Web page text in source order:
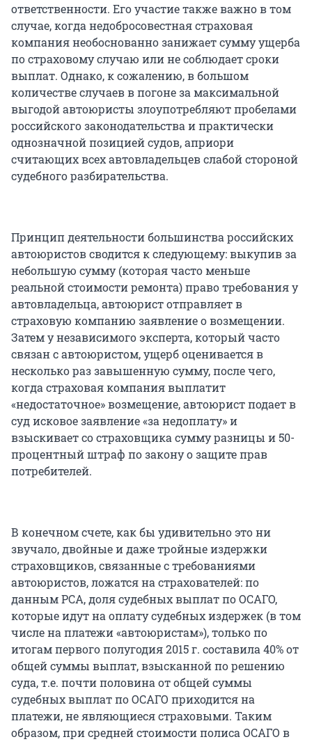
ответственности. Его участие также важно в том
случае, когда недобросовестная страховая
компания необоснованно занижает сумму ущерба
по страховому случаю или не соблюдает сроки
выплат. Однако, к сожалению, в большом
количестве случаев в погоне за максимальной
выгодой автоюристы злоупотребляют пробелами
российского законодательства и практически
однозначной позицией судов, априори
считающих всех автовладельцев слабой стороной
судебного разбирательства.
Принцип деятельности большинства российских
автоюристов сводится к следующему: выкупив за
небольшую сумму (которая часто меньше
реальной стоимости ремонта) право требования у
автовладельца, автоюрист отправляет в
страховую компанию заявление о возмещении.
Затем у независимого эксперта, который часто
связан с автоюристом, ущерб оценивается в
несколько раз завышенную сумму, после чего,
когда страховая компания выплатит
«недостаточное» возмещение, автоюрист подает в
суд исковое заявление «за недоплату» и
взыскивает со страховщика сумму разницы и 50-
процентный штраф по закону о защите прав
потребителей.
В конечном счете, как бы удивительно это ни
звучало, двойные и даже тройные издержки
страховщиков, связанные с требованиями
автоюристов, ложатся на страхователей: по
данным РСА, доля судебных выплат по ОСАГО,
которые идут на оплату судебных издержек (в том
числе на платежи «автоюристам»), только по
итогам первого полугодия 2015 г. составила 40% от
общей суммы выплат, взысканной по решению
суда, т.е. почти половина от общей суммы
судебных выплат по ОСАГО приходится на
платежи, не являющиеся страховыми. Таким
образом, при средней стоимости полиса ОСАГО в